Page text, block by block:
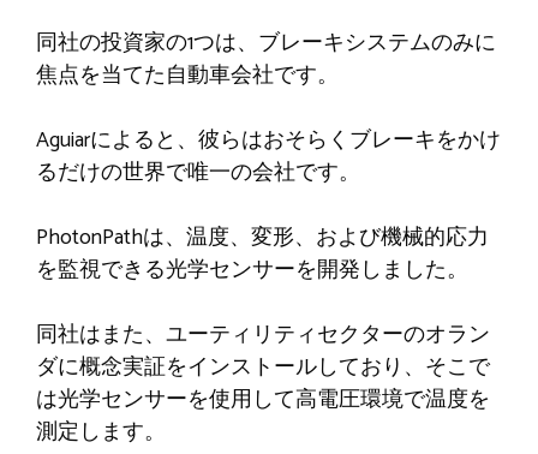
同社の投資家の1つは、ブレーキシステムのみに
焦点を当てた自動車会社です。
Aguiarによると、彼らはおそらくブレーキをかけ
るだけの世界で唯一の会社です。
PhotonPathは、温度、変形、および機械的応力
を監視できる光学センサーを開発しました。
同社はまた、ユーティリティセクターのオラン
ダに概念実証をインストールしており、そこで
は光学センサーを使用して高電圧環境で温度を
測定します。